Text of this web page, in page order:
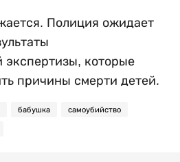
Полиция ожидает
экспертизы, которые
причины смерти детей.
бабушка самоубийство